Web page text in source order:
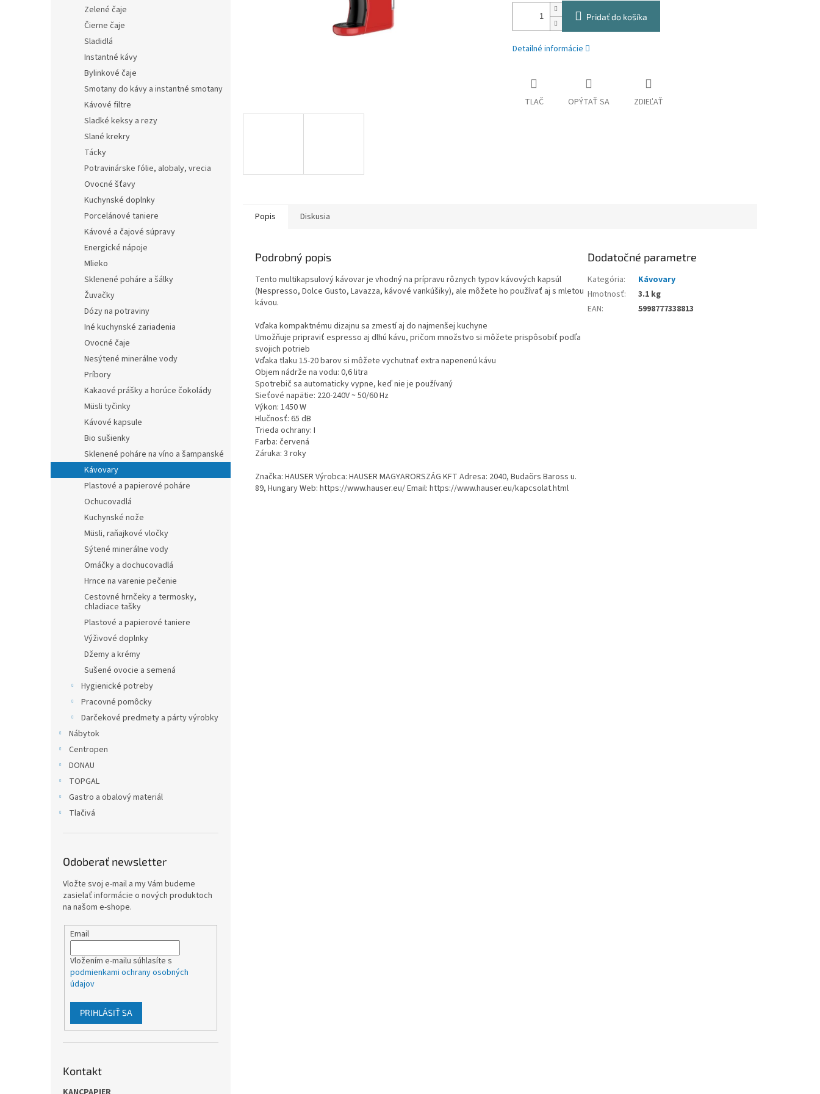
Zelené čaje
Čierne čaje
Sladidlá
Instantné kávy
Bylinkové čaje
Smotany do kávy a instantné smotany
Kávové filtre
Sladké keksy a rezy
Slané krekry
Tácky
Potravinárske fólie, alobaly, vrecia
Ovocné šťavy
Kuchynské doplnky
Porcelánové taniere
Kávové a čajové súpravy
Energické nápoje
Mlieko
Sklenené poháre a šálky
Žuvačky
Dózy na potraviny
Iné kuchynské zariadenia
Ovocné čaje
Nesýtené minerálne vody
Príbory
Kakaové prášky a horúce čokolády
Müsli tyčinky
Kávové kapsule
Bio sušienky
Sklenené poháre na víno a šampanské
Kávovary
Plastové a papierové poháre
Ochucovadlá
Kuchynské nože
Müsli, raňajkové vločky
Sýtené minerálne vody
Omáčky a dochucovadlá
Hrnce na varenie pečenie
Cestovné hrnčeky a termosky,
chladiace tašky
Plastové a papierové taniere
Výživové doplnky
Džemy a krémy
Sušené ovocie a semená
Hygienické potreby
Pracovné pomôcky
Darčekové predmety a párty výrobky
Nábytok
Centropen
DONAU
TOPGAL
Gastro a obalový materiál
Tlačivá
Odoberať newsletter
Vložte svoj e-mail a my Vám budeme
zasielať informácie o nových produktoch
na našom e-shope.
Email
Vložením e-mailu súhlasíte s
podmienkami ochrany osobných
údajov
PRIHLÁSIŤ SA
Kontakt
Pridať do košíka
Detailné informácie
TLAČ OPÝTAŤ SA ZDIEĽAŤ
Popis Diskusia
Podrobný popis
Tento multikapsulový kávovar je vhodný na prípravu rôznych typov kávových kapsúl
(Nespresso, Dolce Gusto, Lavazza, kávové vankúšiky), ale môžete ho používať aj s mletou
kávou.
Vďaka kompaktnému dizajnu sa zmestí aj do najmenšej kuchyne
Umožňuje pripraviť espresso aj dlhú kávu, pričom množstvo si môžete prispôsobiť podľa
svojich potrieb
Vďaka tlaku 15-20 barov si môžete vychutnať extra napenenú kávu
Objem nádrže na vodu: 0,6 litra
Spotrebič sa automaticky vypne, keď nie je používaný
Sieťové napätie: 220-240V ~ 50/60 Hz
Výkon: 1450 W
Hlučnosť: 65 dB
Trieda ochrany: I
Farba: červená
Záruka: 3 roky
Značka: HAUSER Výrobca: HAUSER MAGYARORSZÁG KFT Adresa: 2040, Budaörs Baross u.
89, Hungary Web: https://www.hauser.eu/ Email: https://www.hauser.eu/kapcsolat.html
Dodatočné parametre
Kategória:
Kávovary
Hmotnosť:
3.1 kg
EAN: 5998777338813